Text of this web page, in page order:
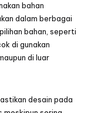
bahan
dalam berbagai
bahan, seperti
di gunakan
di luar
desain pada